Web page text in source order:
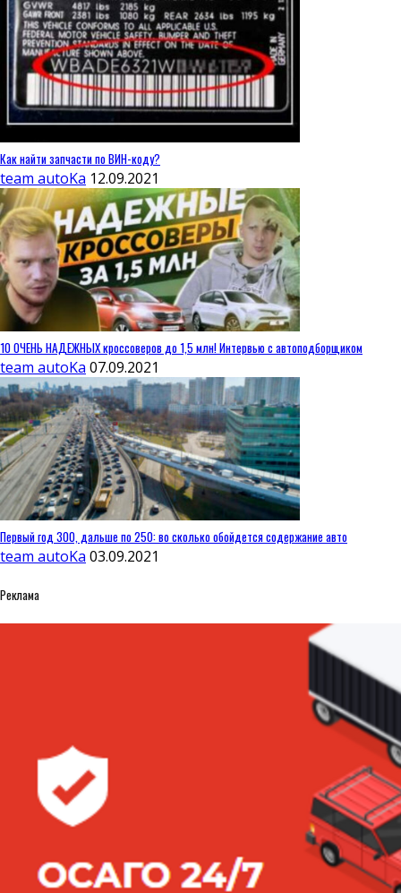
Как найти запчасти по ВИН-коду?
team autoKa 12.09.2021
10 ОЧЕНЬ НАДЕЖНЫХ кроссоверов до 1,5 млн! Интервью с автоподборщиком
team autoKa 07.09.2021
Первый год 300, дальше по 250: во сколько обойдется содержание авто
team autoKa 03.09.2021
Реклама